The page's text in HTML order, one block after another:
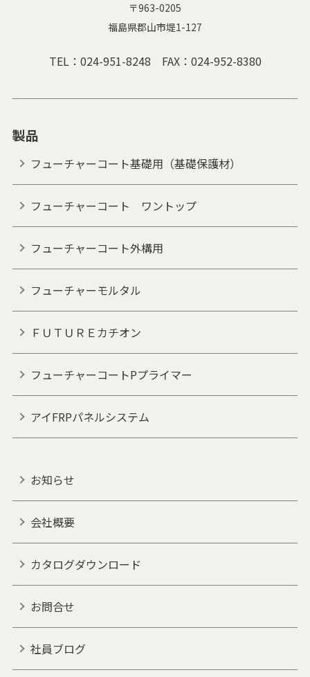
〒963-0205
福島県郡山市堤1-127
TEL： 024-951-8248 FAX：024-952-8380
製品
フューチャーコート基礎用（基礎保護材）
フューチャーコート ワントップ
フューチャーコート外構用
フューチャーモルタル
ＦＵＴＵＲＥカチオン
フューチャーコートPプライマー
アイFRPパネルシステム
お知らせ
会社概要
カタログダウンロード
お問合せ
社員ブログ